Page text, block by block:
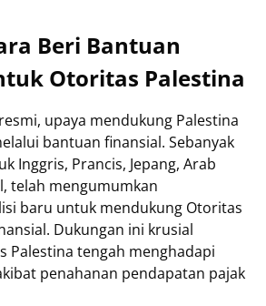
Beri Bantuan
Otoritas Palestina
upaya mendukung Palestina
bantuan finansial. Sebanyak
Inggris, Prancis, Jepang, Arab
telah mengumumkan
baru untuk mendukung Otoritas
Dukungan ini krusial
Palestina tengah menghadapi
penahanan pendapatan pajak